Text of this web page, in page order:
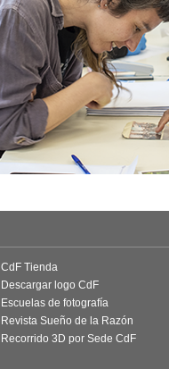
CdF Tienda
Descargar logo CdF
Escuelas de fotografía
Revista Sueño de la Razón
Recorrido 3D por Sede CdF